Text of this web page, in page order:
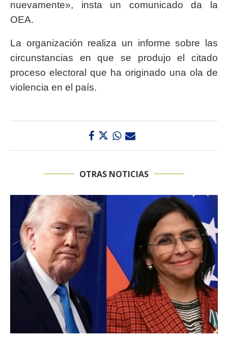
nuevamente», insta un comunicado da la
OEA.
La organización realiza un informe sobre las
circunstancias en que se produjo el citado
proceso electoral que ha originado una ola de
violencia en el país.
OTRAS NOTICIAS